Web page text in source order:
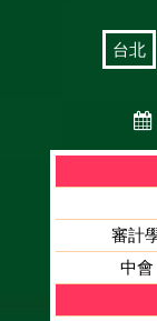
台北
審計
中會